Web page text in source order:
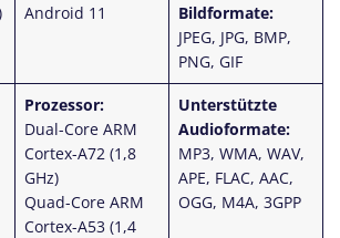
Android 11
Bildformate:
JPEG, JPG, BMP,
PNG, GIF
Prozessor:
Dual-Core ARM
Cortex-A72 (1,8
GHz)
Quad-Core ARM
Cortex-A53 (1,4
Unterstützte
Audioformate:
MP3, WMA, WAV,
APE, FLAC, AAC,
OGG, M4A, 3GPP